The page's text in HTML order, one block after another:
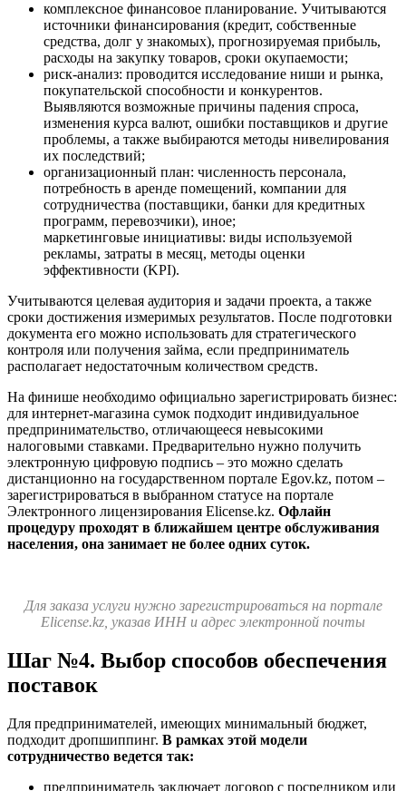
комплексное финансовое планирование. Учитываются
источники финансирования (кредит, собственные
средства, долг у знакомых), прогнозируемая прибыль,
расходы на закупку товаров, сроки окупаемости;
риск-анализ: проводится исследование ниши и рынка,
покупательской способности и конкурентов.
Выявляются возможные причины падения спроса,
изменения курса валют, ошибки поставщиков и другие
проблемы, а также выбираются методы нивелирования
их последствий;
организационный план: численность персонала,
потребность в аренде помещений, компании для
сотрудничества (поставщики, банки для кредитных
программ, перевозчики), иное;
маркетинговые инициативы: виды используемой
рекламы, затраты в месяц, методы оценки
эффективности (KPI).
Учитываются целевая аудитория и задачи проекта, а также
сроки достижения измеримых результатов. После подготовки
документа его можно использовать для стратегического
контроля или получения займа, если предприниматель
располагает недостаточным количеством средств.
На финише необходимо официально зарегистрировать бизнес:
для интернет-магазина сумок подходит индивидуальное
предпринимательство, отличающееся невысокими
налоговыми ставками. Предварительно нужно получить
электронную цифровую подпись – это можно сделать
дистанционно на государственном портале Egov.kz, потом –
зарегистрироваться в выбранном статусе на портале
Электронного лицензирования Elicense.kz. Офлайн
процедуру проходят в ближайшем центре обслуживания
населения, она занимает не более одних суток.
Для заказа услуги нужно зарегистрироваться на портале
Elicense.kz, указав ИНН и адрес электронной почты
Шаг №4. Выбор способов обеспечения
поставок
Для предпринимателей, имеющих минимальный бюджет,
подходит дропшиппинг. В рамках этой модели
сотрудничество ведется так:
предприниматель заключает договор с посредником или